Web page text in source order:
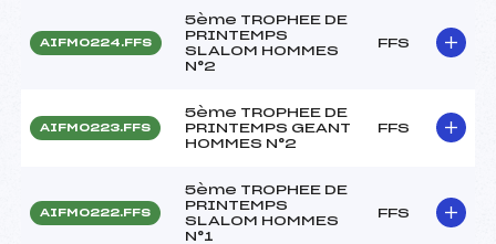
AIFM0224.FFS
5ème TROPHEE DE
PRINTEMPS
SLALOM HOMMES
N°2
FFS
AIFM0223.FFS
5ème TROPHEE DE
PRINTEMPS GEANT
HOMMES N°2
FFS
AIFM0222.FFS
5ème TROPHEE DE
PRINTEMPS
SLALOM HOMMES
N°1
FFS